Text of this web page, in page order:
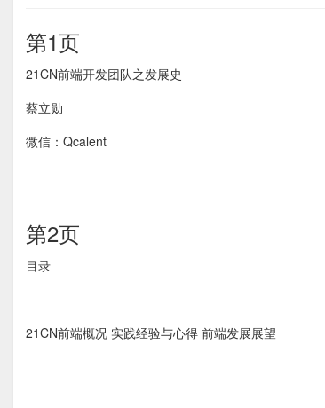
第1页
21CN前端开发团队之发展史
蔡立勋
微信：Qcalent
第2页
目录
21CN前端概况 实践经验与心得 前端发展展望